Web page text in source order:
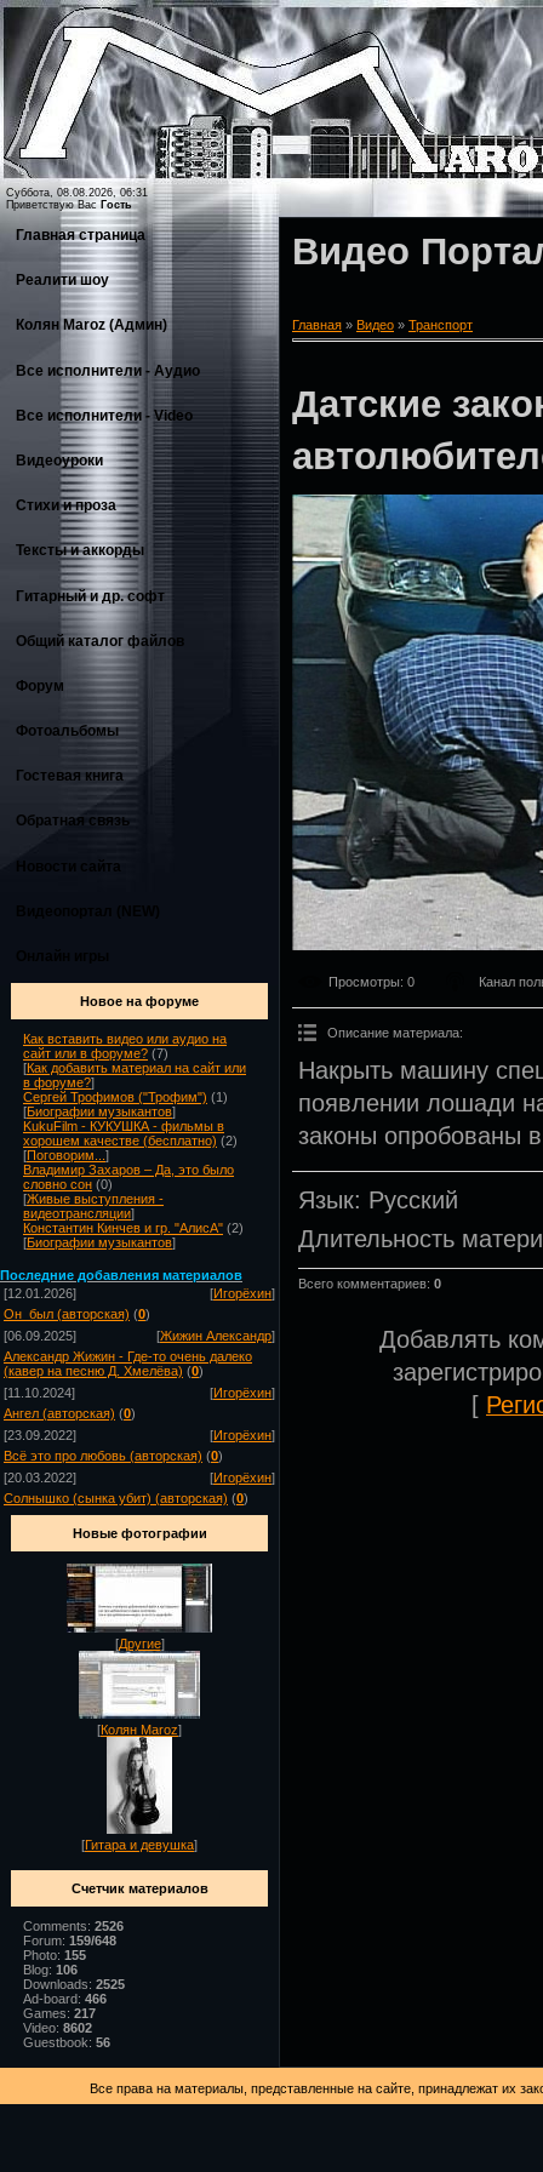
Суббота, 08.08.2026, 06:31
Приветствую Вас Гость
Главная страница
Реалити шоу
Колян Maroz (Админ)
Все исполнители - Аудио
Все исполнители - Video
Видеоуроки
Стихи и проза
Тексты и аккорды
Гитарный и др. софт
Общий каталог файлов
Форум
Фотоальбомы
Гостевая книга
Обратная связь
Новости сайта
Новое на форуме
Как вставить видео или аудио на
сайт или в форуме? (7)
[Как добавить материал на сайт или
в форуме?]
Сергей Трофимов ("Трофим") (1)
[Биографии музыкантов]
KukuFilm - КУКУШКА - фильмы в
хорошем качестве (бесплатно) (2)
[Поговорим... ]
Владимир Захаров – Да, это было
словно сон (0)
[Живые выступления -
видеотрансляции]
Константин Кинчев и гр. "АлисА" (2)
[Биографии музыкантов]
Последние добавления материалов
[12.01.2026]
[Игорёхин]
Он_был (авторская) (0)
[06.09.2025]
[Жижин Александр]
Александр Жижин - Где-то очень далеко
(кавер на песню Д. Хмелёва) (0)
[11.10.2024]
[Игорёхин]
Ангел (авторская) (0)
[23.09.2022]
[Игорёхин]
Всё это про любовь (авторская) (0)
[20.03.2022]
[Игорёхин]
Солнышко (сынка убит) (авторская) (0)
Новые фотографии
[Другие]
[Колян Maroz]
[Гитара и девушка]
Счетчик материалов
Comments: 2526
Forum: 159/648
Photo: 155
Blog: 106
Downloads: 2525
Ad-board: 466
Games: 217
Video: 8602
Guestbook: 56
Видео
Главная » Видео » Транспорт
Датские
Просмотры: 0 Канал
Описание материала:
Накрыть машину
появлении лошади
законы опробованы
Язык: Русский
Длительность
Всего комментариев: 0
Добавлять
[
Все права на материалы, представленные на сайте, принадлежат их